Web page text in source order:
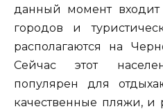
данный момент
городов и
располагаются на
Сейчас этот
популярен для
качественные пляжи, и